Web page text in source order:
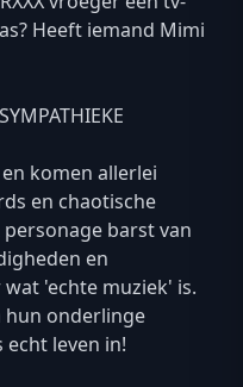
Heeft iemand Mimi
komen allerlei
en chaotische
barst van
en
'echte muziek' is.
hun onderlinge
echt leven in!